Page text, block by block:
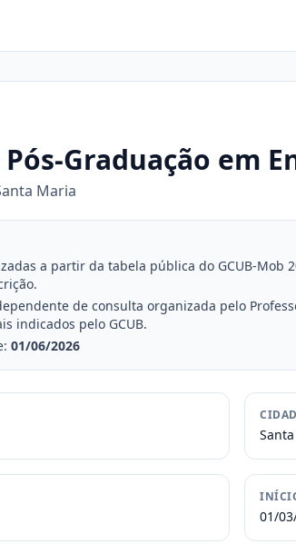
Graduação em
Maria
a partir da tabela pública do GCUB-Mob
de consulta organizada pelo
indicados pelo GCUB.
01/06/2026
01/